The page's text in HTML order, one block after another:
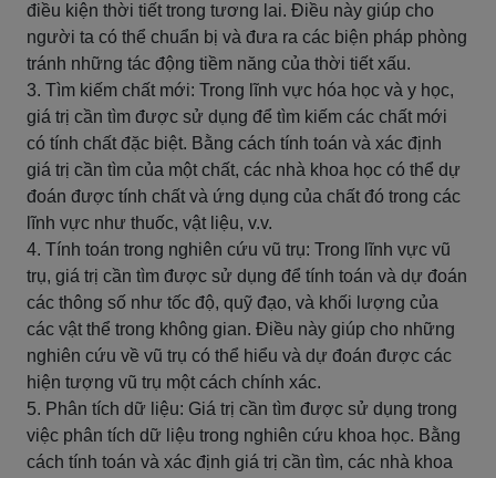
điều kiện thời tiết trong tương lai. Điều này giúp cho
người ta có thể chuẩn bị và đưa ra các biện pháp phòng
tránh những tác động tiềm năng của thời tiết xấu.
3. Tìm kiếm chất mới: Trong lĩnh vực hóa học và y học,
giá trị cần tìm được sử dụng để tìm kiếm các chất mới
có tính chất đặc biệt. Bằng cách tính toán và xác định
giá trị cần tìm của một chất, các nhà khoa học có thể dự
đoán được tính chất và ứng dụng của chất đó trong các
lĩnh vực như thuốc, vật liệu, v.v.
4. Tính toán trong nghiên cứu vũ trụ: Trong lĩnh vực vũ
trụ, giá trị cần tìm được sử dụng để tính toán và dự đoán
các thông số như tốc độ, quỹ đạo, và khối lượng của
các vật thể trong không gian. Điều này giúp cho những
nghiên cứu về vũ trụ có thể hiểu và dự đoán được các
hiện tượng vũ trụ một cách chính xác.
5. Phân tích dữ liệu: Giá trị cần tìm được sử dụng trong
việc phân tích dữ liệu trong nghiên cứu khoa học. Bằng
cách tính toán và xác định giá trị cần tìm, các nhà khoa